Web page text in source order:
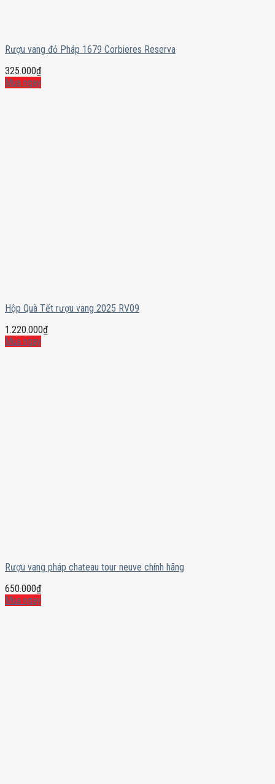
Rượu vang đỏ Pháp 1679 Corbieres Reserva
325.000₫
Mua ngay
Hộp Quà Tết rượu vang 2025 RV09
1.220.000₫
Mua ngay
Rượu vang pháp chateau tour neuve chính hãng
650.000₫
Mua ngay